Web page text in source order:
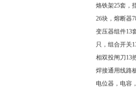
烙铁架25套，
26块，熔断器
变压器组件13
只，组合开关
相双投闸刀13
焊接通用线路
电位器，电容